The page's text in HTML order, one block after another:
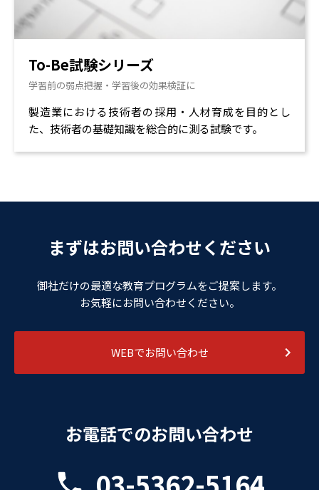
To-Be試験シリーズ
学習前の弱点把握・学習後の効果検証に
製造業における技術者の採用・人材育成を目的とし
た、技術者の基礎知識を総合的に測る試験です。
まずはお問い合わせください
御社だけの最適な教育プログラムをご提案します。
お気軽にお問い合わせください。
WEBでお問い合わせ
お電話でのお問い合わせ